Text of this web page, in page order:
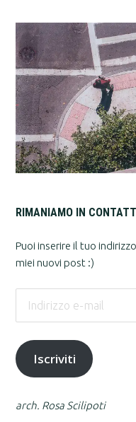
Footer
RIMANIAMO IN
Puoi inserire il tuo
miei nuovi post :)
Iscriviti
arch. Rosa Scilipoti